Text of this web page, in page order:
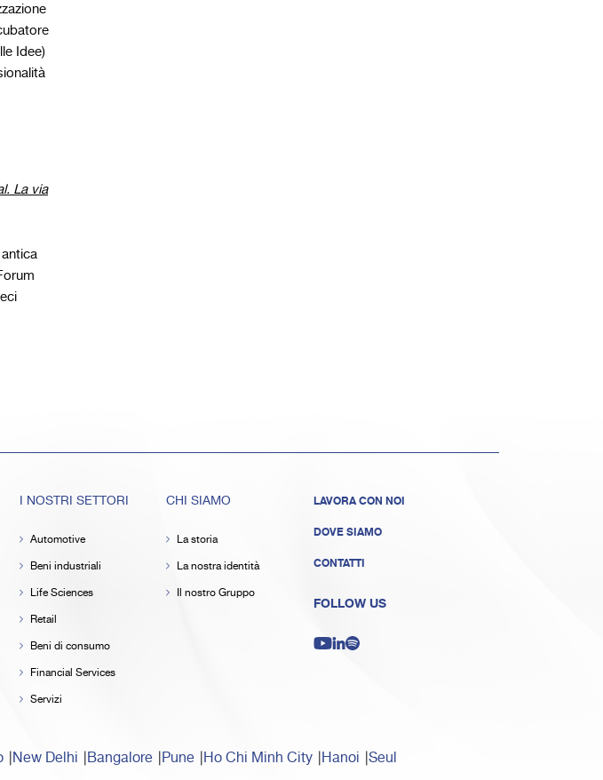
Idee)
La via
I NOSTRI SETTORI
Automotive
Beni industriali
Life Sciences
Retail
Beni di consumo
Financial Services
Servizi
CHI SIAMO
La storia
La nostra identità
Il nostro Gruppo
LAVORA CON NOI
DOVE SIAMO
CONTATTI
FOLLOW US
New Delhi Bangalore Pune Ho Chi Minh City Hanoi Seul